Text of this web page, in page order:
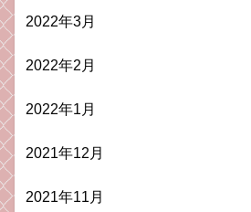
2022年3月
2022年2月
2022年1月
2021年12月
2021年11月